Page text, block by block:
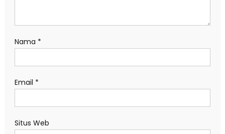
Nama *
Email *
Situs Web